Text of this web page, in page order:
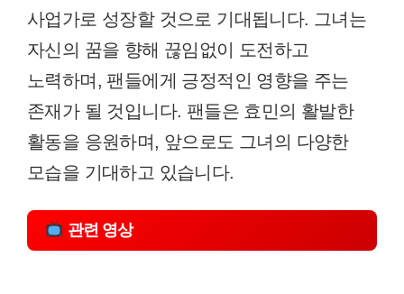
사업가로 성장할 것으로 기대됩니다. 그녀는
자신의 꿈을 향해 끊임없이 도전하고
노력하며, 팬들에게 긍정적인 영향을 주는
존재가 될 것입니다. 팬들은 효민의 활발한
활동을 응원하며, 앞으로도 그녀의 다양한
모습을 기대하고 있습니다.
관련 영상